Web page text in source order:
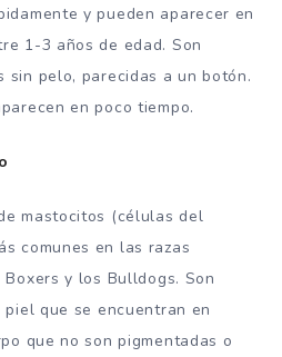
y pueden aparecer en
1-3 años de edad. Son
sin pelo, parecidas a un botón.
en poco tiempo.
mastocitos (células del
comunes en las razas
y los Bulldogs. Son
que se encuentran en
que no son pigmentadas o